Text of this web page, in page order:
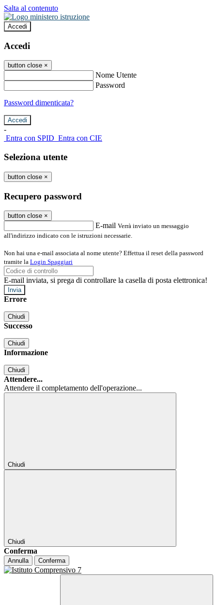
Salta al contenuto
Accedi
Accedi
button close ×
Nome Utente
Password
Password dimenticata?
-
Entra con SPID Entra con CIE
Seleziona utente
button close ×
Recupero password
button close ×
E-mail Verrà inviato un messaggio
all'indirizzo indicato con le istruzioni necessarie.
Non hai una e-mail associata al nome utente? Effettua il reset della password
tramite la Login Spaggiari
E-mail inviata, si prega di controllare la casella di posta elettronica!
Errore
Chiudi
Successo
Chiudi
Informazione
Chiudi
Attendere...
Attendere il completamento dell'operazione...
Chiudi
Chiudi
Conferma
Annulla Conferma